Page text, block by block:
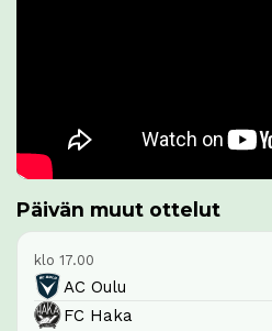
Päivän muut ottelut
klo 17.00
AC Oulu
FC Haka